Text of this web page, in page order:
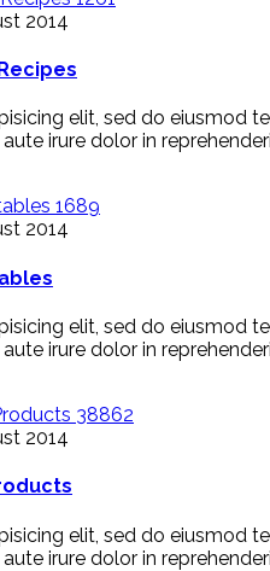
2014
elit, sed do eiusmod
irure dolor in
1689
2014
elit, sed do eiusmod
irure dolor in
38862
2014
elit, sed do eiusmod
irure dolor in